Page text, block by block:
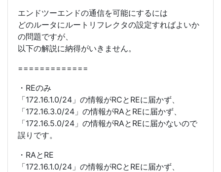
エンドツーエンドの通信を可能にするには
どのルータにルートリフレクタの設定すればよいか
の問題ですが、
以下の解説に納得がいきません。
=============
・REのみ
「172.16.1.0/24」の情報がRCとREに届かず、
「172.16.3.0/24」の情報がRAとREに届かず、
「172.16.5.0/24」の情報がRAとREに届かないので
誤りです。
・RAとRE
「172.16.1.0/24」の情報がRCとREに届かず、